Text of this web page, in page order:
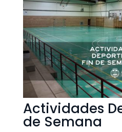
Actividades
de Semana